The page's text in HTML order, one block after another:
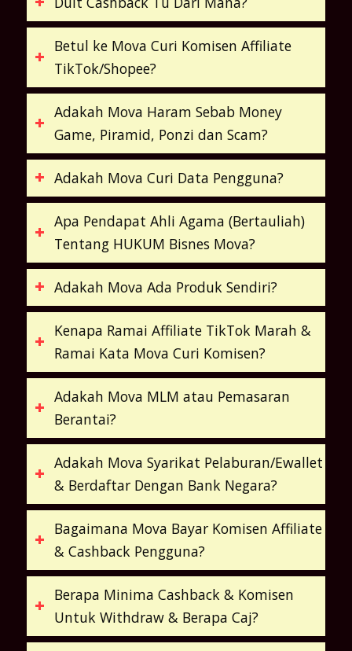
Betul ke Mova Curi Komisen Affiliate
TikTok/Shopee?
Adakah Mova Haram Sebab Money
Game, Piramid, Ponzi dan Scam?
Adakah Mova Curi Data Pengguna?
Apa Pendapat Ahli Agama (Bertauliah)
Tentang HUKUM Bisnes Mova?
Adakah Mova Ada Produk Sendiri?
Kenapa Ramai Affiliate TikTok Marah &
Ramai Kata Mova Curi Komisen?
Adakah Mova MLM atau Pemasaran
Berantai?
Adakah Mova Syarikat Pelaburan/Ewallet
& Berdaftar Dengan Bank Negara?
Bagaimana Mova Bayar Komisen Affiliate
& Cashback Pengguna?
Berapa Minima Cashback & Komisen
Untuk Withdraw & Berapa Caj?